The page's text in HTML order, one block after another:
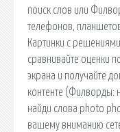
поиск слов или
телефонов,
Картинки с
сравнивайте оценки
экрана и получайте
контенте (Филворды:
найди слова photo
вашему вниманию